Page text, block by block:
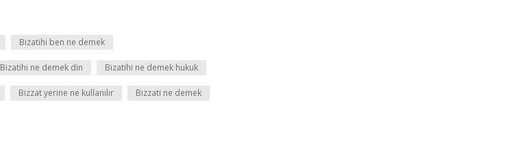
Bizatihi ben ne demek
Bizatihi ne demek din Bizatihi ne demek hukuk
Bizzat yerine ne kullanılır Bizzati ne demek